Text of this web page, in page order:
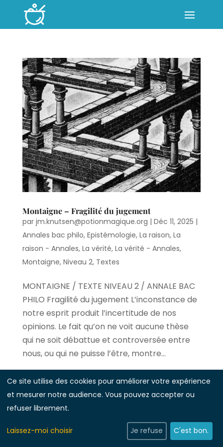
Montaigne – Fragilité du jugement
par jm.knutsen@potionmagique.org | Déc 11, 2025 |
Annales bac philo, Epistémologie, La raison, La
raison - Annales, La vérité, La vérité - Annales,
Montaigne, Niveau 2, Textes
MONTAIGNE / TEXTE NIVEAU 2 / ANNALE BAC
PHILO Fragilité du jugement L’inconstance de
notre esprit produit l’incertitude de nos
opinions. Le fait qu’on ne voit aucune thèse
qui ne soit débattue et controversée entre
nous, ou qui ne puisse l’être, montre...
Ce site utilise des cookies pour améliorer votre expérience
et mesurer notre audience. Vous pouvez accepter ou
refuser librement.
Laissez-moi choisir Je refuse C'est bon.